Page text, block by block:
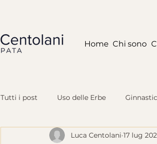
Home Chi sono
Tutti i post Uso delle Erbe
Categoria senza titolo Radiestesia
Luca Centolani 17 lug